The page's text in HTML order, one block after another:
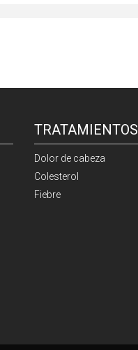
TRATAMIENTOS
Dolor de cabeza
Colesterol
Fiebre